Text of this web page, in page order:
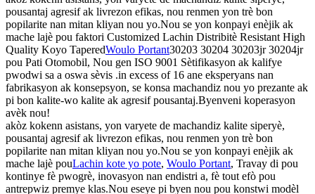
pousantaj agresif ak livrezon efikas, nou renmen yon trè bon
popilarite nan mitan kliyan nou yo.Nou se yon konpayi enèjik ak
mache lajè pou faktori Customized Lachin Distribitè Resistant High
Quality Koyo TaperedWoulo Portant30203 30204 30203jr 30204jr
pou Pati Otomobil, Nou gen ISO 9001 Sètifikasyon ak kalifye
pwodwi sa a oswa sèvis .in excess of 16 ane eksperyans nan
fabrikasyon ak konsepsyon, se konsa machandiz nou yo prezante ak
pi bon kalite-wo kalite ak agresif pousantaj.Byenveni koperasyon
avèk nou!
akòz kokenn asistans, yon varyete de machandiz kalite siperyè,
pousantaj agresif ak livrezon efikas, nou renmen yon trè bon
popilarite nan mitan kliyan nou yo.Nou se yon konpayi enèjik ak
mache lajè pouLachin kote yo pote, Woulo Portant, Travay di pou
kontinye fè pwogrè, inovasyon nan endistri a, fè tout efò pou
antrepwiz premye klas.Nou eseye pi byen nou pou konstwi modèl